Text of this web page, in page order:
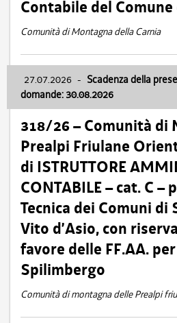
Contabile del Comune
Comunità di Montagna della Carnia
27.07.2026 - Scadenza della
domande: 30.08.2026
318/26 – Comunità di
Prealpi Friulane
di ISTRUTTORE
CONTABILE – cat. C –
Tecnica dei Comuni di
Vito d’Asio, con
favore delle FF.AA.
Spilimbergo
Comunità di montagna delle Prealpi